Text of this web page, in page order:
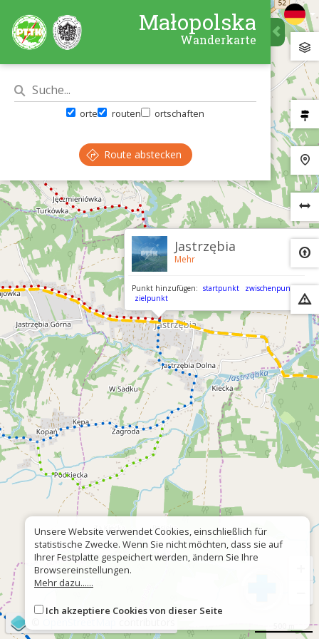
×
Jastrzębia
Mehr
Punkt hinzufügen: startpunkt
zwischenpunkt
zielpunkt
Małopolska
Wanderkarte
orte routen ortschaften
Route abstecken
Unsere Website verwendet Cookies, einschließlich für
statistische Zwecke. Wenn Sie nicht möchten, dass sie auf
Ihrer Festplatte gespeichert werden, ändern Sie Ihre
Browsereinstellungen.
Mehr dazu......
Ich akzeptiere Cookies von dieser Seite